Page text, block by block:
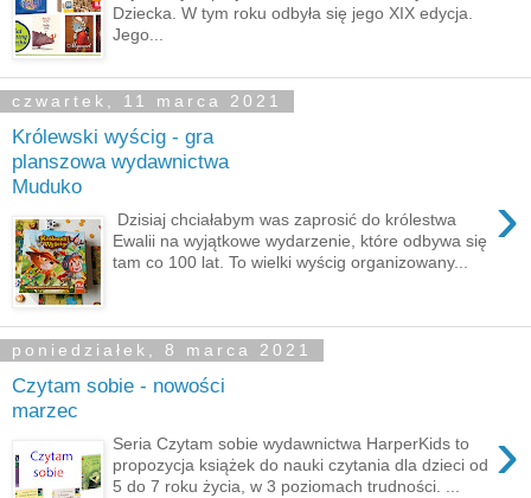
Dziecka. W tym roku odbyła się jego XIX edycja.
Jego...
czwartek, 11 marca 2021
Królewski wyścig - gra
planszowa wydawnictwa
Muduko
›
Dzisiaj chciałabym was zaprosić do królestwa
Ewalii na wyjątkowe wydarzenie, które odbywa się
tam co 100 lat. To wielki wyścig organizowany...
poniedziałek, 8 marca 2021
Czytam sobie - nowości
marzec
›
Seria Czytam sobie wydawnictwa HarperKids to
propozycja książek do nauki czytania dla dzieci od
5 do 7 roku życia, w 3 poziomach trudności. ...